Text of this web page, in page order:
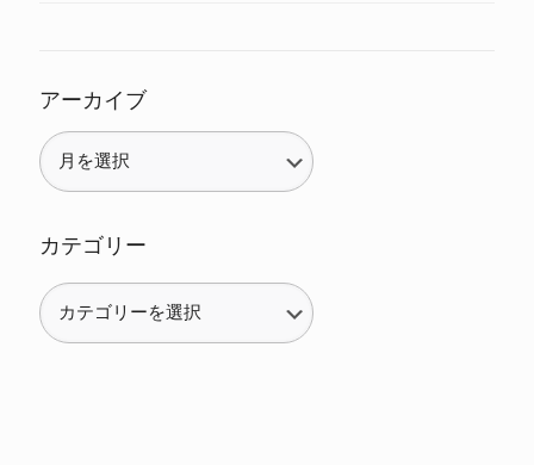
アーカイブ
カテゴリー
カ
テ
ゴ